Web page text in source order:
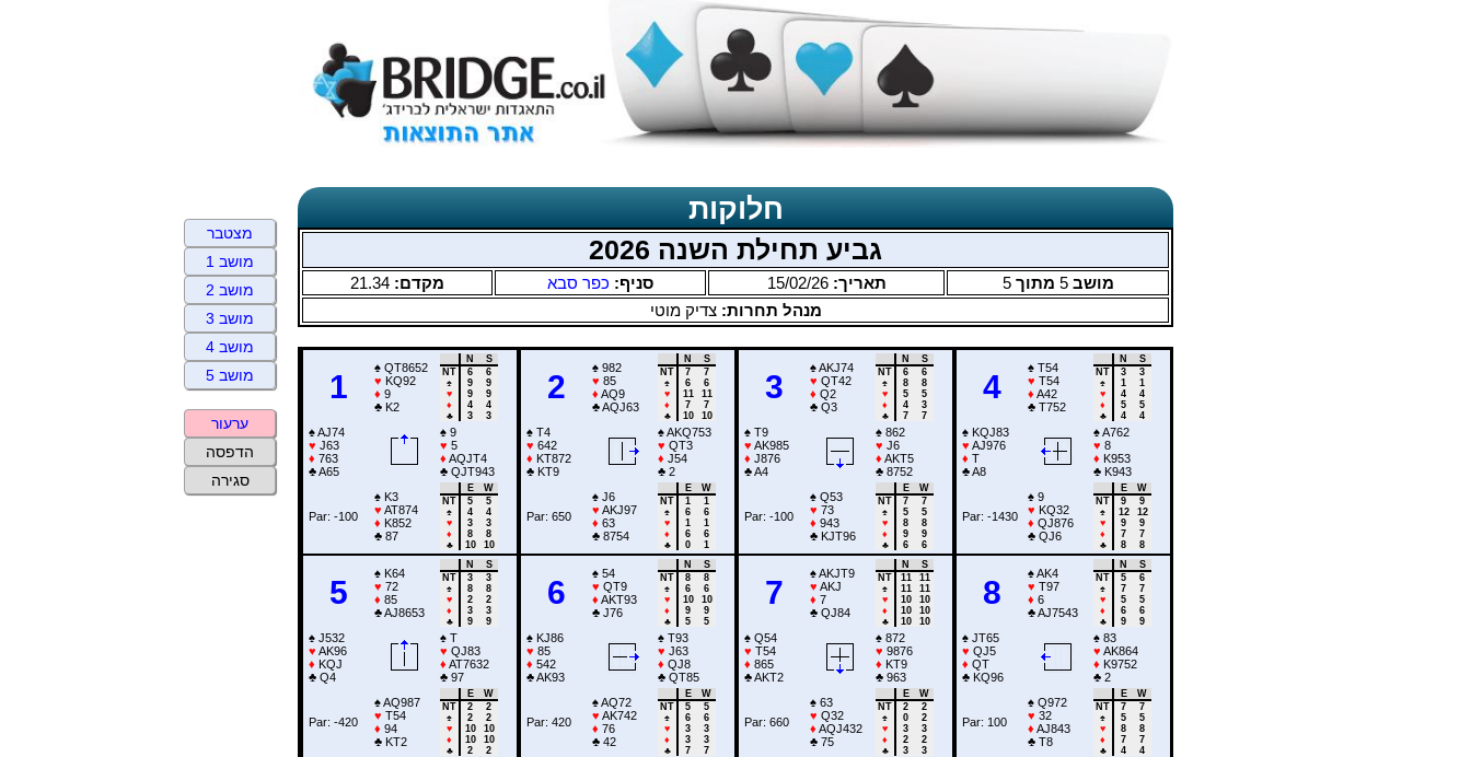
חלוקות
גביע תחילת השנה 2026
מושב5 מתוך5 תאריך:15/02/26 סניף: כפר סבא מקדם: 21.34
מנהל תחרות:צדיק מוטי
1
♠ QT8652
♥ KQ92
♦ 9
♣ K2
N
S
NT
6
6
♠
9
9
♥
9
9
♦
4
4
♣
3 3
♠AJ74
♥ J63
♦ 763
♣A65
♠ 9
♥ 5
♦ AQJT4
♣ QJT943
Par: -100
♠ K3
♥ AT874
♦ K852
♣ 87
E
W
NT
5
5
♠
4
4
♥
3
3
♦
8
8
♣
10 10
2
♠ 982
♥ 85
♦ AQ9
♣AQJ63
N
S
NT
7
7
♠
6
6
♥
11
11
♦
7
7
♣
10 10
♠ T4
♥ 642
♦ KT872
♣ KT9
♠AKQ753
♥ QT3
♦ J54
♣ 2
Par: 650
♠ J6
♥ AKJ97
♦ 63
♣ 8754
E
W
NT
1
1
♠
6
6
♥
1
1
♦
6
6
♣
0 1
3
♠AKJ74
♥ QT42
♦ Q2
♣ Q3
N
S
NT
6
6
♠
8
8
♥
5
5
♦
4
3
♣
7 7
♠ T9
♥ AK985
♦ J876
♣A4
♠ 862
♥ J6
♦ AKT5
♣ 8752
Par: -100
♠ Q53
♥ 73
♦ 943
♣ KJT96
E
W
NT
7
7
♠
5
5
♥
8
8
♦
9
9
♣
6 6
4
♠ T54
♥ T54
♦ A42
♣ T752
N
S
NT
3
3
♠
1
1
♥
4
4
♦
5
5
♣
4 4
♠ KQJ83
♥ AJ976
♦ T
♣A8
♠A762
♥ 8
♦ K953
♣ K943
Par: -1430
♠ 9
♥ KQ32
♦ QJ876
♣ QJ6
E
W
NT
9
9
♠
12
12
♥
9
9
♦
7
7
♣
8 8
5
♠ K64
♥ 72
♦ 85
♣AJ8653
N
S
NT
3
3
♠
8
8
♥
2
2
♦
3
3
♣
9 9
♠ J532
♥ AK96
♦ KQJ
♣ Q4
♠ T
♥ QJ83
♦ AT7632
♣ 97
Par: -420
♠AQ987
♥ T54
♦ 94
♣ KT2
E
W
NT
2
2
♠
2
2
♥
10
10
♦
10
10
♣
2 2
6
♠ 54
♥ QT9
♦ AKT93
♣ J76
N
S
NT
8
8
♠
6
6
♥
10
10
♦
9
9
♣
5 5
♠ KJ86
♥ 85
♦ 542
♣AK93
♠ T93
♥ J63
♦ QJ8
♣ QT85
Par: 420
♠AQ72
♥ AK742
♦ 76
♣ 42
E
W
NT
5
5
♠
6
6
♥
3
3
♦
3
3
♣
7 7
7
♠AKJT9
♥ AKJ
♦ 7
♣ QJ84
N
S
NT
11
11
♠
11
11
♥
10
10
♦
10
10
♣
10 10
♠ Q54
♥ T54
♦ 865
♣AKT2
♠ 872
♥ 9876
♦ KT9
♣ 963
Par: 660
♠ 63
♥ Q32
♦ AQJ432
♣ 75
E
W
NT
2
2
♠
0
2
♥
3
3
♦
2
2
♣
3 3
8
♠AK4
♥ T97
♦ 6
♣AJ7543
N
S
NT
5
6
♠
7
7
♥
5
5
♦
6
6
♣
9 9
♠ JT65
♥ QJ5
♦ QT
♣ KQ96
♠ 83
♥ AK864
♦ K9752
♣ 2
Par: 100
♠ Q972
♥ 32
♦ AJ843
♣ T8
E
W
NT
7
7
♠
5
5
♥
8
8
♦
7
7
♣
4 4
מצטבר
מושב 1
מושב 2
מושב 3
מושב 4
מושב 5
ערעור
הדפסה
סגירה